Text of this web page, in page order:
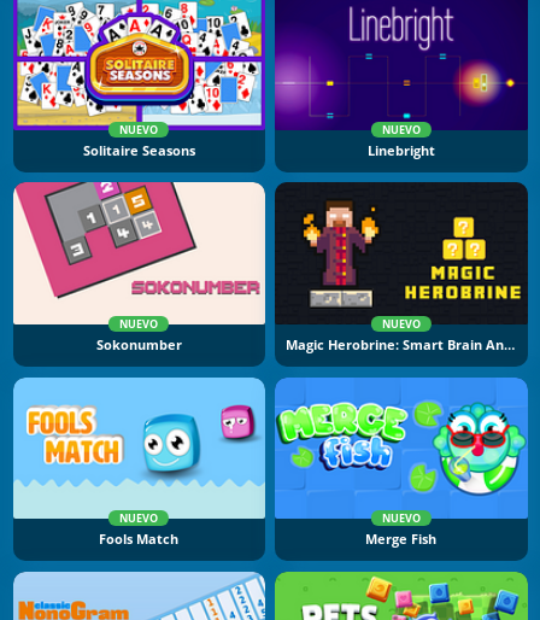
NUEVO
Solitaire Seasons
NUEVO
Linebright
NUEVO
Sokonumber
NUEVO
Magic Herobrine: Smart Brain And Puzzle Quest
NUEVO
Fools Match
NUEVO
Merge Fish